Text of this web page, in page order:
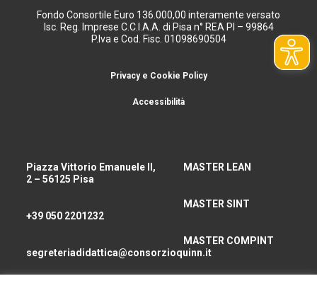
Fondo Consortile Euro 136.000,00 interamente versato
Isc. Reg. Imprese C.C.I.A.A. di Pisa n° REA PI – 99864
P.Iva e Cod. Fisc. 01098690504
Privacy e Cookie Policy
Accessibilità
Piazza Vittorio Emanuele II,
2 – 56125 Pisa
+39 050 2201232
segreteriadidattica@consorzioquinn.it
MASTER LEAN
MASTER SINT
MASTER COMPINT